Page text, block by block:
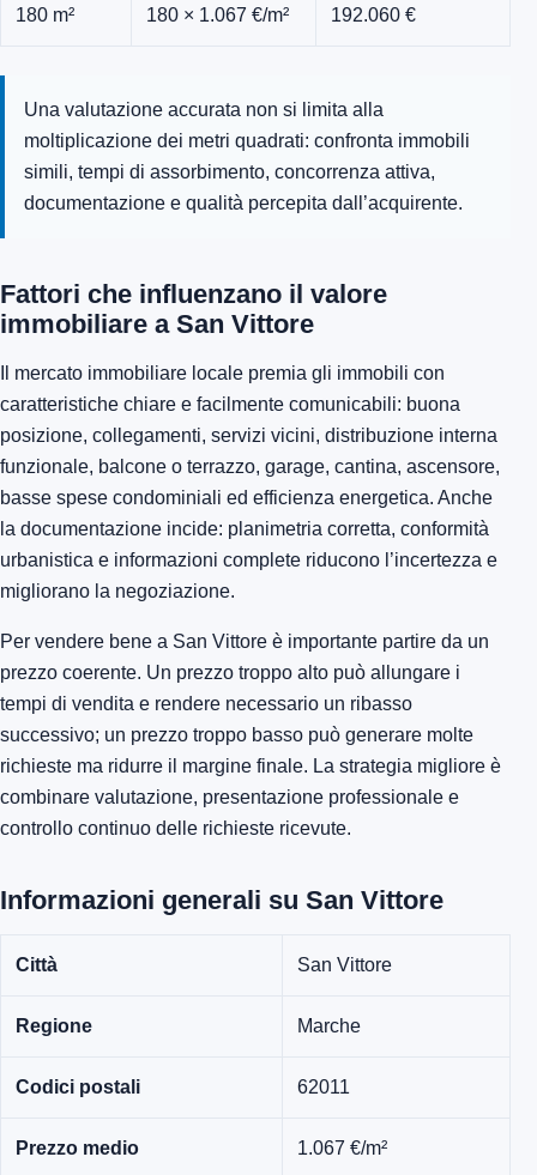
180 m² 180 × 1.067 €/m² 192.060 €
Una valutazione accurata non si limita alla
moltiplicazione dei metri quadrati: confronta immobili
simili, tempi di assorbimento, concorrenza attiva,
documentazione e qualità percepita dall’acquirente.
Fattori che influenzano il valore
immobiliare a San Vittore
Il mercato immobiliare locale premia gli immobili con
caratteristiche chiare e facilmente comunicabili: buona
posizione, collegamenti, servizi vicini, distribuzione interna
funzionale, balcone o terrazzo, garage, cantina, ascensore,
basse spese condominiali ed efficienza energetica. Anche
la documentazione incide: planimetria corretta, conformità
urbanistica e informazioni complete riducono l’incertezza e
migliorano la negoziazione.
Per vendere bene a San Vittore è importante partire da un
prezzo coerente. Un prezzo troppo alto può allungare i
tempi di vendita e rendere necessario un ribasso
successivo; un prezzo troppo basso può generare molte
richieste ma ridurre il margine finale. La strategia migliore è
combinare valutazione, presentazione professionale e
controllo continuo delle richieste ricevute.
Informazioni generali su San Vittore
Città San Vittore
Regione Marche
Codici postali 62011
Prezzo medio 1.067 €/m²